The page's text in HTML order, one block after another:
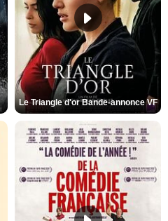
Le Triangle d'or Bande-annonce VF